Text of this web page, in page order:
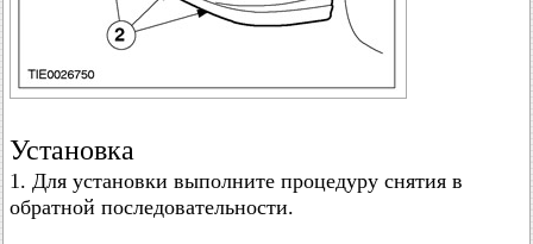
Установка
1. Для установки выполните процедуру снятия в
обратной последовательности.